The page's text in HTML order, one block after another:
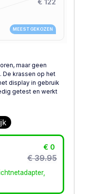
MEEST GEKOZEN
maar geen
De krassen op het
display in gebruik
getest en werkt
€ 0
€ 39.95